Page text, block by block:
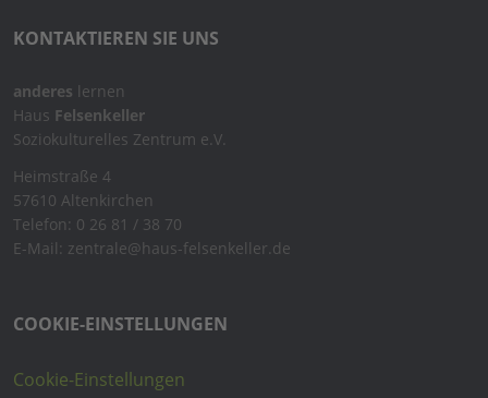
KONTAKTIEREN SIE UNS
anderes lernen
Haus Felsenkeller
Soziokulturelles Zentrum e.V.
Heimstraße 4
57610 Altenkirchen
Telefon: 0 26 81 / 38 70
E-Mail: zentrale@haus-felsenkeller.de
COOKIE-EINSTELLUNGEN
Cookie-Einstellungen